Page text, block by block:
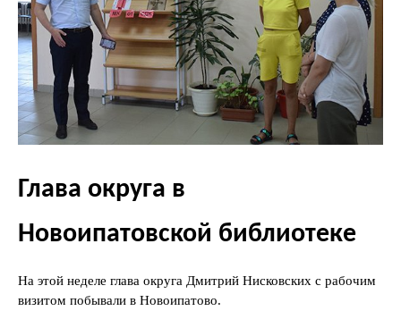
Глава округа в
Новоипатовской библиотеке
На этой неделе глава округа Дмитрий Нисковских с рабочим
визитом побывали в Новоипатово.